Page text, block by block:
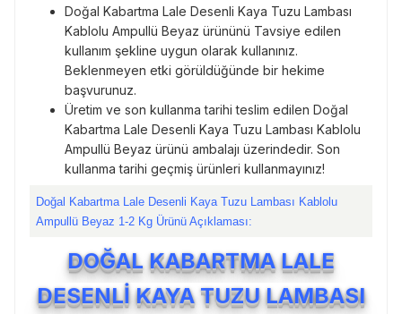
Doğal Kabartma Lale Desenli Kaya Tuzu Lambası
Kablolu Ampullü Beyaz ürününü Tavsiye edilen
kullanım şekline uygun olarak kullanınız.
Beklenmeyen etki görüldüğünde bir hekime
başvurunuz.
Üretim ve son kullanma tarihi teslim edilen Doğal
Kabartma Lale Desenli Kaya Tuzu Lambası Kablolu
Ampullü Beyaz ürünü ambalajı üzerindedir. Son
kullanma tarihi geçmiş ürünleri kullanmayınız!
Doğal Kabartma Lale Desenli Kaya Tuzu Lambası Kablolu
Ampullü Beyaz 1-2 Kg Ürünü Açıklaması:
DOĞAL KABARTMA LALE
DESENLİ KAYA TUZU LAMBASI